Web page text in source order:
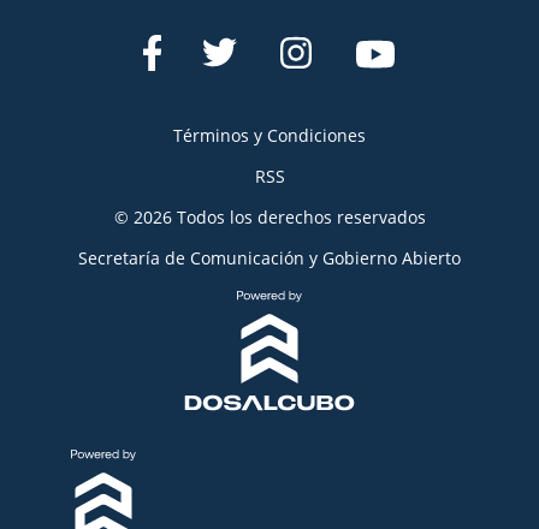
Términos y Condiciones
RSS
© 2026 Todos los derechos reservados
Secretaría de Comunicación y Gobierno Abierto